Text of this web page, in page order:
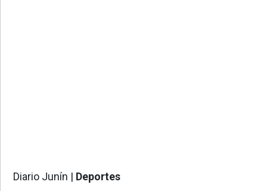
Diario Junín | Deportes